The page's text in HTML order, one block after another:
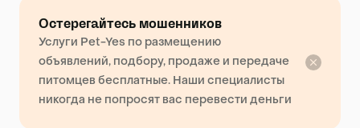
Остерегайтесь мошенников
Услуги Pet-Yes по размещению
объявлений, подбору, продаже и передаче
питомцев бесплатные. Наши специалисты
никогда не попросят вас перевести деньги